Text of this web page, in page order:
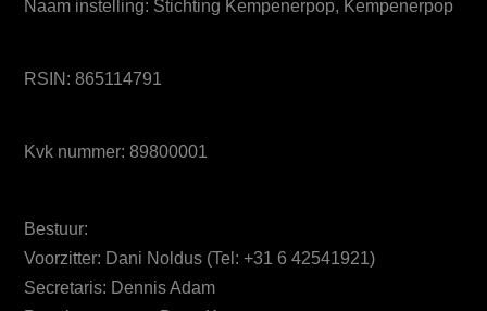
Naam instelling: Stichting Kempenerpop, Kempenerpop
RSIN: 865114791
Kvk nummer: 89800001
Bestuur:
Voorzitter: Dani Noldus (Tel: +31 6 42541921)
Secretaris: Dennis Adam